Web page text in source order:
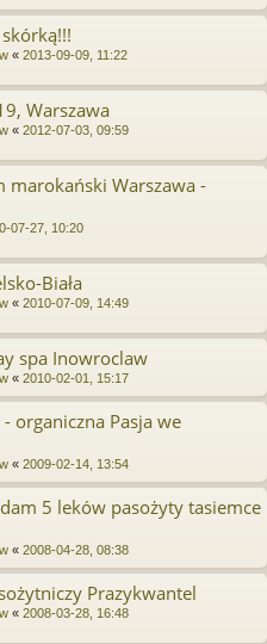
« 2013-09-09, 11:22
Warszawa
« 2012-07-03, 09:59
marokański Warszawa -
07-27, 10:20
Biała
« 2010-07-09, 14:49
spa Inowroclaw
« 2010-02-01, 15:17
organiczna Pasja we
« 2009-02-14, 13:54
5 leków pasożyty tasiemce
« 2008-04-28, 08:38
Prazykwantel
« 2008-03-28, 16:48